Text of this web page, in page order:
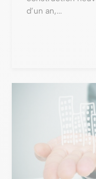
d’un an,...